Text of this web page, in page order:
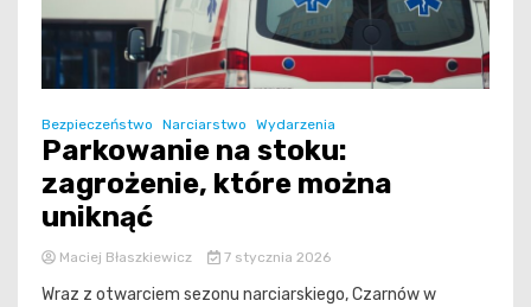
Bezpieczeństwo Narciarstwo Wydarzenia
Parkowanie na stoku:
zagrożenie, które można
uniknąć
Maciej Błaszkiewicz 7 stycznia 2026
Wraz z otwarciem sezonu narciarskiego, Czarnów w